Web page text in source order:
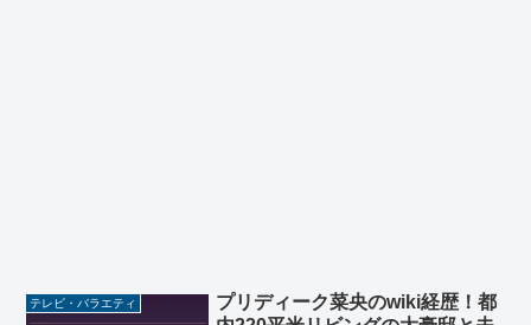
テレビ・バラエティ
プリディーク菜央のwiki経歴！都